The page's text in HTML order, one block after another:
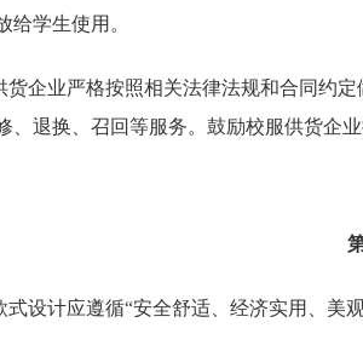
给学生使用。
企业严格按照相关法律法规和合同约
退换、召回等服务。鼓励校服供货企业
式设计应遵循“安全舒适、经济实用、美